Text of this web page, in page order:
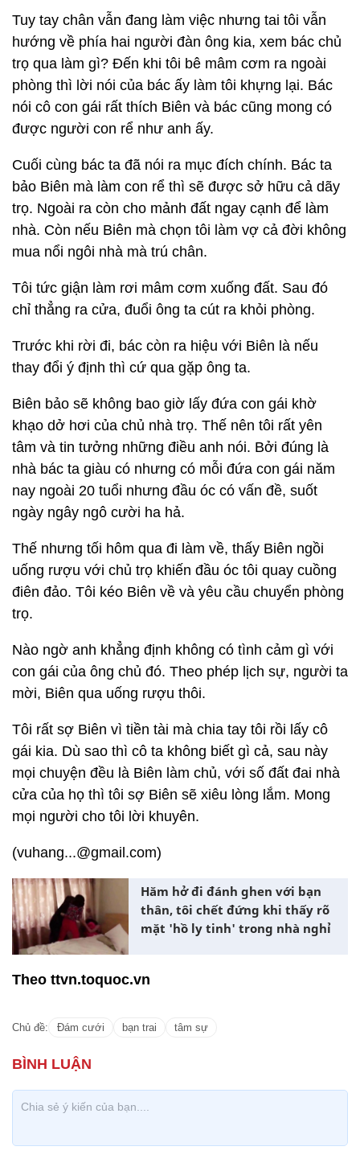
Tuy tay chân vẫn đang làm việc nhưng tai tôi vẫn
hướng về phía hai người đàn ông kia, xem bác chủ
trọ qua làm gì? Đến khi tôi bê mâm cơm ra ngoài
phòng thì lời nói của bác ấy làm tôi khựng lại. Bác
nói cô con gái rất thích Biên và bác cũng mong có
được người con rể như anh ấy.
Cuối cùng bác ta đã nói ra mục đích chính. Bác ta
bảo Biên mà làm con rể thì sẽ được sở hữu cả dãy
trọ. Ngoài ra còn cho mảnh đất ngay cạnh để làm
nhà. Còn nếu Biên mà chọn tôi làm vợ cả đời không
mua nổi ngôi nhà mà trú chân.
Tôi tức giận làm rơi mâm cơm xuống đất. Sau đó
chỉ thẳng ra cửa, đuổi ông ta cút ra khỏi phòng.
Trước khi rời đi, bác còn ra hiệu với Biên là nếu
thay đổi ý định thì cứ qua gặp ông ta.
Biên bảo sẽ không bao giờ lấy đứa con gái khờ
khạo dở hơi của chủ nhà trọ. Thế nên tôi rất yên
tâm và tin tưởng những điều anh nói. Bởi đúng là
nhà bác ta giàu có nhưng có mỗi đứa con gái năm
nay ngoài 20 tuổi nhưng đầu óc có vấn đề, suốt
ngày ngây ngô cười ha hả.
Thế nhưng tối hôm qua đi làm về, thấy Biên ngồi
uống rượu với chủ trọ khiến đầu óc tôi quay cuồng
điên đảo. Tôi kéo Biên về và yêu cầu chuyển phòng
trọ.
Nào ngờ anh khẳng định không có tình cảm gì với
con gái của ông chủ đó. Theo phép lịch sự, người ta
mời, Biên qua uống rượu thôi.
Tôi rất sợ Biên vì tiền tài mà chia tay tôi rồi lấy cô
gái kia. Dù sao thì cô ta không biết gì cả, sau này
mọi chuyện đều là Biên làm chủ, với số đất đai nhà
cửa của họ thì tôi sợ Biên sẽ xiêu lòng lắm. Mong
mọi người cho tôi lời khuyên.
(vuhang...@gmail.com)
Hăm hở đi đánh ghen với bạn
thân, tôi chết đứng khi thấy rõ
mặt 'hồ ly tinh' trong nhà nghỉ
Theo ttvn.toquoc.vn
Chủ đề: Đám cưới bạn trai tâm sự